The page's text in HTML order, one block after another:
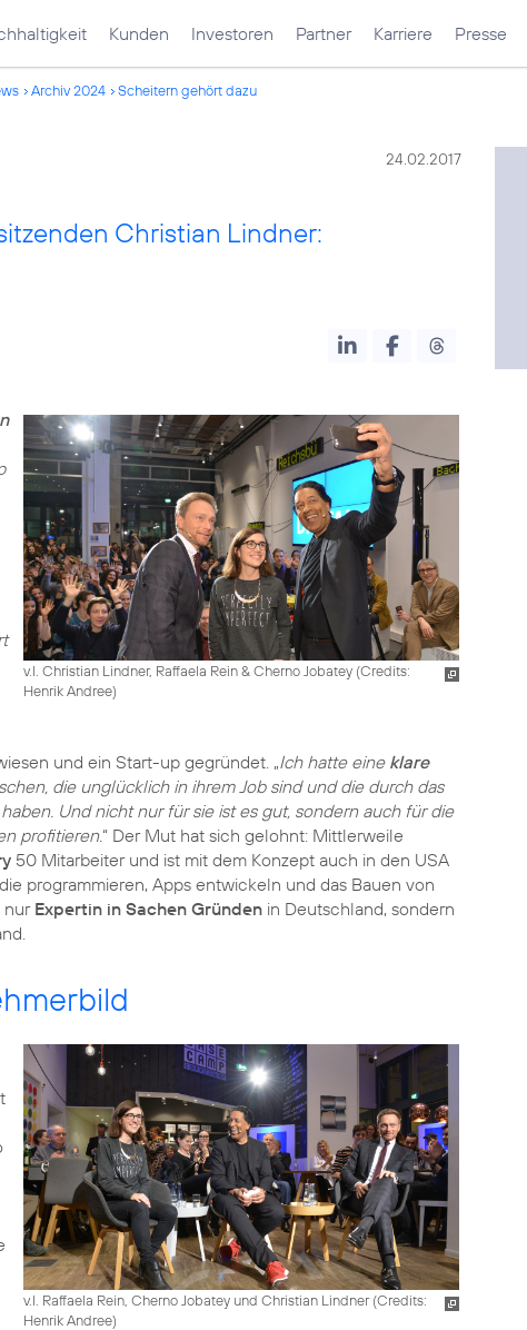
Kunden Investoren Partner Karriere Presse
Archiv 2024 Scheitern gehört dazu
24.02.2017
Christian Lindner:
v.l. Christian Lindner, Raffaela Rein & Cherno Jobatey (Credits:
Henrik Andree)
und ein Start-up gegründet. „Ich hatte eine klare
die unglücklich in ihrem Job sind und die durch das
haben. Und nicht nur für sie ist es gut, sondern auch für die
profitieren.“ Der Mut hat sich gelohnt: Mittlerweile
50 Mitarbeiter und ist mit dem Konzept auch in den USA
programmieren, Apps entwickeln und das Bauen von
nur Expertin in Sachen Gründen in Deutschland, sondern
v.l. Raffaela Rein, Cherno Jobatey und Christian Lindner (Credits:
Henrik Andree)